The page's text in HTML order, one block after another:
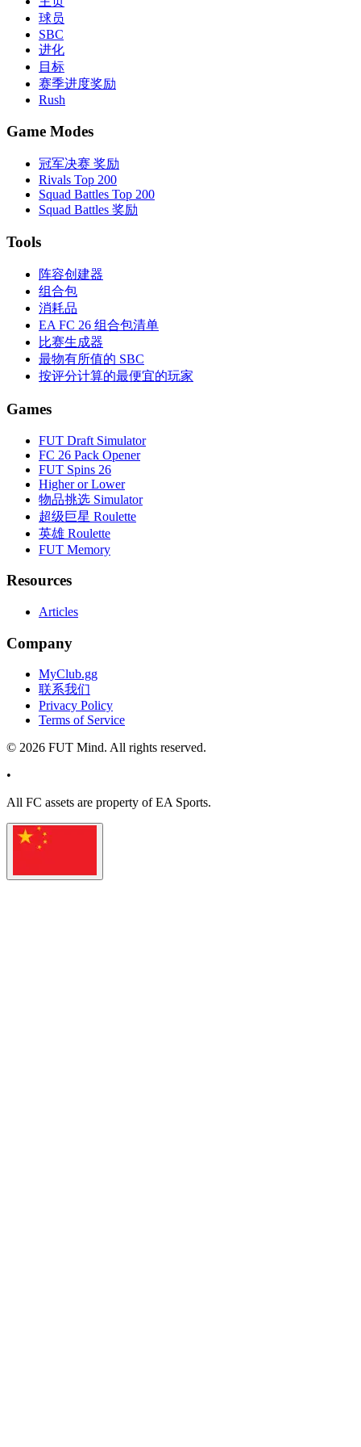
球员
SBC
进化
目标
赛季进度奖励
Rush
Game Modes
冠军决赛 奖励
Rivals Top 200
Squad Battles Top 200
Squad Battles 奖励
Tools
阵容创建器
组合包
消耗品
EA FC 26 组合包清单
比赛生成器
最物有所值的 SBC
按评分计算的最便宜的玩家
Games
FUT Draft Simulator
FC 26 Pack Opener
FUT Spins 26
Higher or Lower
物品挑选 Simulator
超级巨星 Roulette
英雄 Roulette
FUT Memory
Resources
Articles
Company
MyClub.gg
联系我们
Privacy Policy
Terms of Service
© 2026 FUT Mind. All rights reserved.
•
All FC assets are property of EA Sports.